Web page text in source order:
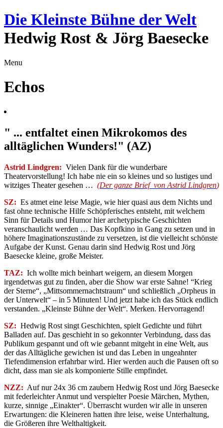
Die Kleinste Bühne der Welt
Hedwig Rost & Jörg Baesecke
Menu
Echos
" ... entfaltet einen Mikrokomos des
alltäglichen Wunders!" (AZ)
Astrid Lindgren: Vielen Dank für die wunderbare
Theatervorstellung! Ich habe nie ein so kleines und so lustiges und
witziges Theater gesehen … (Der ganze Brief von Astrid Lindgren)
SZ: Es atmet eine leise Magie, wie hier quasi aus dem Nichts und
fast ohne technische Hilfe Schöpferisches entsteht, mit welchem
Sinn für Details und Humor hier archetypische Geschichten
veranschaulicht werden … Das Kopfkino in Gang zu setzen und in
höhere Imaginationszustände zu versetzen, ist die vielleicht schönste
Aufgabe der Kunst. Genau darin sind Hedwig Rost und Jörg
Baesecke kleine, große Meister.
TAZ: Ich wollte mich beinhart weigern, an diesem Morgen
irgendetwas gut zu finden, aber die Show war erste Sahne! “Krieg
der Sterne“, „Mittsommernachtstraum“ und schließlich „Orpheus in
der Unterwelt“ – in 5 Minuten! Und jetzt habe ich das Stück endlich
verstanden. „Kleinste Bühne der Welt“. Merken. Hervorragend!
SZ: Hedwig Rost singt Geschichten, spielt Gedichte und führt
Balladen auf. Das geschieht in so gekonnter Verbindung, dass das
Publikum gespannt und oft wie gebannt mitgeht in eine Welt, aus
der das Alltägliche gewi­chen ist und das Leben in ungeahnter
Tiefendi­mension erfahrbar wird. Hier werden auch die Pausen oft so
dicht, dass man sie als komponierte Stille empfin­det.
NZZ: Auf nur 24x 36 cm zaubern Hedwig Rost und Jörg Baesecke
mit federleichter Anmut und verspielter Poesie Märchen, Mythen,
kurze, sinnige „Einakter“. Überrascht wurden wir alle in unseren
Erwartungen: die Kleineren hatten ihre leise, weise Unterhaltung,
die Größeren ihre Welthaltigkeit.